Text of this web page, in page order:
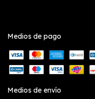
Medios de pago
Medios de envío